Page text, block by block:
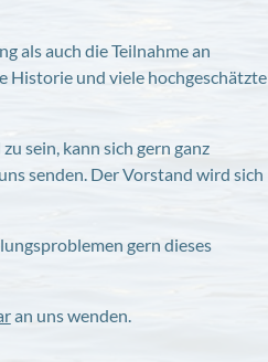
als auch die Teilnahme an
Historie und viele hochgeschätzte
sein, kann sich gern ganz
senden. Der Vorstand wird sich
gern dieses
an uns wenden.